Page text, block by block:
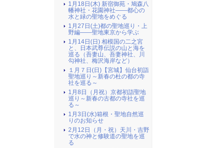
1月18日(木) 新宿御苑・鳩森八
幡神社・花園神社――都心の
水と緑の聖地をめぐる
1月27日(土)都の聖地巡り・上
野編――聖地東京から学ぶ
1月14日(日) 相模国の二之宮
と、日本武尊伝説の山と海を
巡る（吾妻山、吾妻神社、川
勾神社、梅沢海岸など）
１月７日(日)【宮城】仙台初詣
聖地巡り～新春の杜の都の寺
社を巡る～
1月8日（月祝）京都初詣聖地
巡り～新春の古都の寺社を巡
る～
1月3日(水)箱根・聖地自然巡
りのお知らせ
2月12日（月・祝）天川・吉野
で水の神と修験道の聖地を巡
る